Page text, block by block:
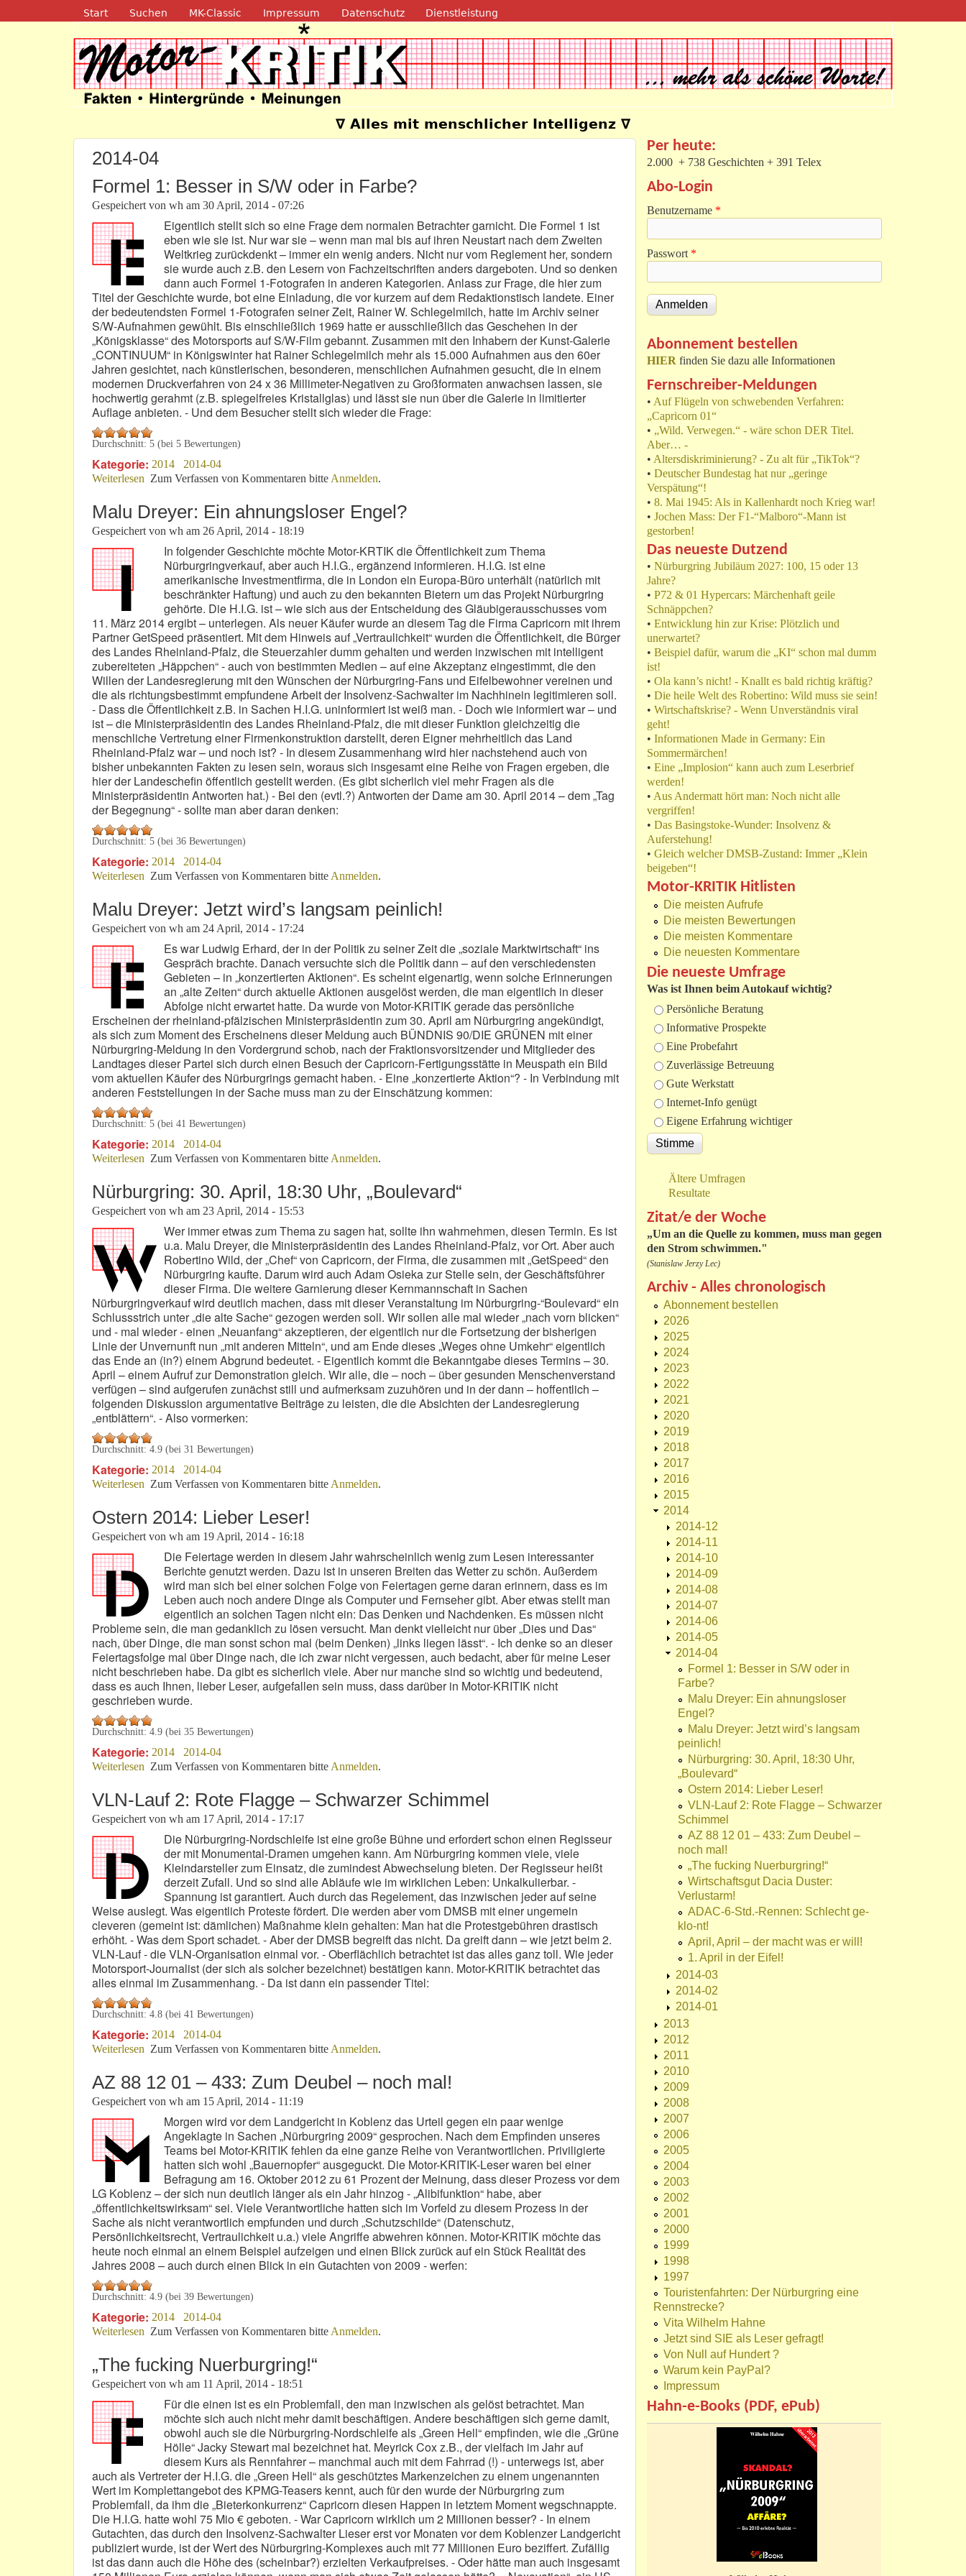
Direkt zum Inhalt
Navigation
Start Suchen MK-Classic Impressum Datenschutz Dienstleistung
Motor-Kritik.de∇ Alles mit menschlicher Intelligenz ∇
2014-04
Formel 1: Besser in S/W oder in Farbe?
Gespeichert von wh am 30 April, 2014 - 07:26
Eigentlich stellt sich so eine Frage dem normalen Betrachter garnicht. Die Formel 1 ist
eben wie sie ist. Nur war sie – wenn man mal bis auf ihren Neustart nach dem Zweiten
Weltkrieg zurückdenkt – immer ein wenig anders. Nicht nur vom Reglement her, sondern
sie wurde auch z.B. den Lesern von Fachzeitschriften anders dargeboten. Und so denken
dann auch Formel 1-Fotografen in anderen Kategorien. Anlass zur Frage, die hier zum
Titel der Geschichte wurde, bot eine Einladung, die vor kurzem auf dem Redaktionstisch landete. Einer
der bedeutendsten Formel 1-Fotografen seiner Zeit, Rainer W. Schlegelmilch, hatte im Archiv seiner
S/W-Aufnahmen gewühlt. Bis einschließlich 1969 hatte er ausschließlich das Geschehen in der
„Königsklasse“ des Motorsports auf S/W-Film gebannt. Zusammen mit den Inhabern der Kunst-Galerie
„CONTINUUM“ in Königswinter hat Rainer Schlegelmilch mehr als 15.000 Aufnahmen aus den 60er
Jahren gesichtet, nach künstlerischen, besonderen, menschlichen Aufnahmen gesucht, die in einem
modernen Druckverfahren von 24 x 36 Millimeter-Negativen zu Großformaten anwachsen lassen, sie
hochwertig gerahmt (z.B. spiegelfreies Kristallglas) und lässt sie nun über die Galerie in limitierter
Auflage anbieten. - Und dem Besucher stellt sich wieder die Frage:
Durchschnitt: 5 (bei 5 Bewertungen)
Kategorie: 2014
2014-04
Weiterlesen über Formel 1: Besser in S/W oder in Farbe?
Zum Verfassen von Kommentaren bitte Anmelden.
Malu Dreyer: Ein ahnungsloser Engel?
Gespeichert von wh am 26 April, 2014 - 18:19
In folgender Geschichte möchte Motor-KRTIK die Öffentlichkeit zum Thema
Nürburgringverkauf, aber auch H.I.G., ergänzend informieren. H.I.G. ist eine
amerikanische Investmentfirma, die in London ein Europa-Büro unterhält (natürlich mit
beschränkter Haftung) und auch zu den bekannten Bietern um das Projekt Nürburgring
gehörte. Die H.I.G. ist – wie sich aus der Entscheidung des Gläubigerausschusses vom
11. März 2014 ergibt – unterlegen. Als neuer Käufer wurde an diesem Tag die Firma Capricorn mit ihrem
Partner GetSpeed präsentiert. Mit dem Hinweis auf „Vertraulichkeit“ wurden die Öffentlichkeit, die Bürger
des Landes Rheinland-Pfalz, die Steuerzahler dumm gehalten und werden inzwischen mit intelligent
zubereiteten „Häppchen“ - auch von bestimmten Medien – auf eine Akzeptanz eingestimmt, die den
Willen der Landesregierung mit den Wünschen der Nürburgring-Fans und Eifelbewohner vereinen und
die als richtungsbestimmt empfundene Arbeit der Insolvenz-Sachwalter im Nachhinein legitimieren soll.
- Dass die Öffentlichkeit z.B. in Sachen H.I.G. uninformiert ist weiß man. - Doch wie informiert war – und
ist – die Ministerpräsidentin des Landes Rheinland-Pfalz, die mit dieser Funktion gleichzeitig die
menschliche Vertretung einer Firmenkonstruktion darstellt, deren Eigner mehrheitlich das Land
Rheinland-Pfalz war – und noch ist? - In diesem Zusammenhang wird hier nachstehend auch von
bisher unbekannten Fakten zu lesen sein, woraus sich insgesamt eine Reihe von Fragen ergeben, die
hier der Landeschefin öffentlich gestellt werden. (Es gibt sicherlich viel mehr Fragen als die
Ministerpräsidentin Antworten hat.) - Bei den (evtl.?) Antworten der Dame am 30. April 2014 – dem „Tag
der Begegnung“ - sollte man aber daran denken:
Durchschnitt: 5 (bei 36 Bewertungen)
Kategorie: 2014
2014-04
Weiterlesen über Malu Dreyer: Ein ahnungsloser Engel?
Zum Verfassen von Kommentaren bitte Anmelden.
Malu Dreyer: Jetzt wird’s langsam peinlich!
Gespeichert von wh am 24 April, 2014 - 17:24
Es war Ludwig Erhard, der in der Politik zu seiner Zeit die „soziale Marktwirtschaft“ ins
Gespräch brachte. Danach versuchte sich die Politik dann – auf den verschiedensten
Gebieten – in „konzertierten Aktionen“. Es scheint eigenartig, wenn solche Erinnerungen
an „alte Zeiten“ durch aktuelle Aktionen ausgelöst werden, die man eigentlich in dieser
Abfolge nicht erwartet hatte. Da wurde von Motor-KRITIK gerade das persönliche
Erscheinen der rheinland-pfälzischen Ministerpräsidentin zum 30. April am Nürburgring angekündigt,
als sich zum Moment des Erscheinens dieser Meldung auch BÜNDNIS 90/DIE GRÜNEN mit einer
Nürburgring-Meldung in den Vordergrund schob, nach der Fraktionsvorsitzender und Mitglieder des
Landtages dieser Partei sich durch einen Besuch der Capricorn-Fertigungsstätte in Meuspath ein Bild
vom aktuellen Käufer des Nürburgrings gemacht haben. - Eine „konzertierte Aktion“? - In Verbindung mit
anderen Feststellungen in der Sache muss man zu der Einschätzung kommen:
Durchschnitt: 5 (bei 41 Bewertungen)
Kategorie: 2014
2014-04
Weiterlesen über Malu Dreyer: Jetzt wird’s langsam peinlich!
Zum Verfassen von Kommentaren bitte Anmelden.
Nürburgring: 30. April, 18:30 Uhr, „Boulevard“
Gespeichert von wh am 23 April, 2014 - 15:53
Wer immer etwas zum Thema zu sagen hat, sollte ihn wahrnehmen, diesen Termin. Es ist
u.a. Malu Dreyer, die Ministerpräsidentin des Landes Rheinland-Pfalz, vor Ort. Aber auch
Robertino Wild, der „Chef“ von Capricorn, der Firma, die zusammen mit „GetSpeed“ den
Nürburgring kaufte. Darum wird auch Adam Osieka zur Stelle sein, der Geschäftsführer
dieser Firma. Die weitere Garnierung dieser Kernmannschaft in Sachen
Nürburgringverkauf wird deutlich machen, dass mit dieser Veranstaltung im Nürburgring-“Boulevard“ ein
Schlussstrich unter „die alte Sache“ gezogen werden soll. Wir sollen alle mal wieder „nach vorn blicken“
und - mal wieder - einen „Neuanfang“ akzeptieren, der eigentlich nur die Fortsetzung der bisherigen
Linie der Unvernunft nun „mit anderen Mitteln“, und am Ende dieses „Weges ohne Umkehr“ eigentlich
das Ende an (in?) einem Abgrund bedeutet. - Eigentlich kommt die Bekanntgabe dieses Termins – 30.
April – einem Aufruf zur Demonstration gleich. Wir alle, die – noch – über gesunden Menschenverstand
verfügen – sind aufgerufen zunächst still und aufmerksam zuzuhören und in der dann – hoffentlich –
folgenden Diskussion argumentative Beiträge zu leisten, die die Absichten der Landesregierung
„entblättern“. - Also vormerken:
Durchschnitt: 4.9 (bei 31 Bewertungen)
Kategorie: 2014
2014-04
Weiterlesen über Nürburgring: 30. April, 18:30 Uhr, „Boulevard“
Zum Verfassen von Kommentaren bitte Anmelden.
Ostern 2014: Lieber Leser!
Gespeichert von wh am 19 April, 2014 - 16:18
Die Feiertage werden in diesem Jahr wahrscheinlich wenig zum Lesen interessanter
Berichte genutzt werden. Dazu ist in unseren Breiten das Wetter zu schön. Außerdem
wird man sich bei einer solchen Folge von Feiertagen gerne daran erinnern, dass es im
Leben auch noch andere Dinge als Computer und Fernseher gibt. Aber etwas stellt man
eigentlich an solchen Tagen nicht ein: Das Denken und Nachdenken. Es müssen nicht
Probleme sein, die man gedanklich zu lösen versucht. Man denkt vielleicht nur über „Dies und Das“
nach, über Dinge, die man sonst schon mal (beim Denken) „links liegen lässt“. - Ich denke so an dieser
Feiertagsfolge mal über Dinge nach, die ich zwar nicht vergessen, auch bedacht, aber für meine Leser
nicht beschrieben habe. Da gibt es sicherlich viele. Aber nur manche sind so wichtig und bedeutend,
dass es auch Ihnen, lieber Leser, aufgefallen sein muss, dass darüber in Motor-KRITIK nicht
geschrieben wurde.
Durchschnitt: 4.9 (bei 35 Bewertungen)
Kategorie: 2014
2014-04
Weiterlesen über Ostern 2014: Lieber Leser!
Zum Verfassen von Kommentaren bitte Anmelden.
VLN-Lauf 2: Rote Flagge – Schwarzer Schimmel
Gespeichert von wh am 17 April, 2014 - 17:17
Die Nürburgring-Nordschleife ist eine große Bühne und erfordert schon einen Regisseur
der mit Monumental-Dramen umgehen kann. Am Nürburgring kommen viele, viele
Kleindarsteller zum Einsatz, die zumindest Abwechselung bieten. Der Regisseur heißt
derzeit Zufall. Und so sind alle Abläufe wie im wirklichen Leben: Unkalkulierbar. -
Spannung ist garantiert. Auch durch das Regelement, das inzwischen jeder auf seine
Weise auslegt. Was eigentlich Proteste fördert. Die werden aber vom DMSB mit einer ungemein
cleveren (gemeint ist: dämlichen) Maßnahme klein gehalten: Man hat die Protestgebühren drastisch
erhöht. - Was dem Sport schadet. - Aber der DMSB begreift das nicht. Da greift dann – wie jetzt beim 2.
VLN-Lauf - die VLN-Organisation einmal vor. - Oberflächlich betrachtet ist das alles ganz toll. Wie jeder
Motorsport-Journalist (der sich als solcher bezeichnet) bestätigen kann. Motor-KRITIK betrachtet das
alles einmal im Zusammenhang. - Da ist dann ein passender Titel:
Durchschnitt: 4.8 (bei 41 Bewertungen)
Kategorie: 2014
2014-04
Weiterlesen über VLN-Lauf 2: Rote Flagge – Schwarzer Schimmel
Zum Verfassen von Kommentaren bitte Anmelden.
AZ 88 12 01 – 433: Zum Deubel – noch mal!
Gespeichert von wh am 15 April, 2014 - 11:19
Morgen wird vor dem Landgericht in Koblenz das Urteil gegen ein paar wenige
Angeklagte in Sachen „Nürburgring 2009“ gesprochen. Nach dem Empfinden unseres
Teams bei Motor-KRITIK fehlen da eine ganze Reihe von Verantwortlichen. Priviligierte
hatten sich wohl „Bauernopfer“ ausgeguckt. Die Motor-KRITIK-Leser waren bei einer
Befragung am 16. Oktober 2012 zu 61 Prozent der Meinung, dass dieser Prozess vor dem
LG Koblenz – der sich nun deutlich länger als ein Jahr hinzog - „Alibifunktion“ habe, aber
„öffentlichkeitswirksam“ sei. Viele Verantwortliche hatten sich im Vorfeld zu diesem Prozess in der
Sache als nicht verantwortlich empfunden und durch „Schutzschilde“ (Datenschutz,
Persönlichkeitsrecht, Vertraulichkeit u.a.) viele Angriffe abwehren können. Motor-KRITIK möchte das
heute noch einmal an einem Beispiel aufzeigen und einen Blick zurück auf ein Stück Realität des
Jahres 2008 – auch durch einen Blick in ein Gutachten von 2009 - werfen:
Durchschnitt: 4.9 (bei 39 Bewertungen)
Kategorie: 2014
2014-04
Weiterlesen über AZ 88 12 01 – 433: Zum Deubel – noch mal!
Zum Verfassen von Kommentaren bitte Anmelden.
„The fucking Nuerburgring!“
Gespeichert von wh am 11 April, 2014 - 18:51
Für die einen ist es ein Problemfall, den man inzwischen als gelöst betrachtet. Man
möchte sich auch nicht mehr damit beschäftigen. Andere beschäftigen sich gerne damit,
obwohl auch sie die Nürburgring-Nordschleife als „Green Hell“ empfinden, wie die „Grüne
Hölle“ Jacky Stewart mal bezeichnet hat. Meyrick Cox z.B., der vielfach im Jahr auf
diesem Kurs als Rennfahrer – manchmal auch mit dem Fahrrad (!) - unterwegs ist, aber
auch als Vertreter der H.I.G. die „Green Hell“ als geschütztes Markenzeichen zu einem ungenannten
Wert im Komplettangebot des KPMG-Teasers kennt, auch für den wurde der Nürburgring zum
Problemfall, da ihm die „Bieterkonkurrenz“ Capricorn diesen Happen in letztem Moment wegschnappte.
Die H.I.G. hatte wohl 75 Mio € geboten. - War Capricorn wirklich um 2 Millionen besser? - In einem
Gutachten, das durch den Insolvenz-Sachwalter Lieser erst vor Monaten vor dem Koblenzer Landgericht
publiziert wurde, ist der Wert des Nürburgring-Komplexes auch mit 77 Millionen Euro beziffert. Zufällig
ist das dann auch die Höhe des (scheinbar?) erzielten Verkaufpreises. - Oder hätte man auch insgesamt
Per heute:
2.000 + 738 Geschichten + 391 Telex
Abo-Login
Benutzername *
Passwort *
Abonnement bestellen
HIER finden Sie dazu alle Informationen
Fernschreiber-Meldungen
• Auf Flügeln von schwebenden Verfahren:
„Capricorn 01“
• „Wild. Verwegen.“ - wäre schon DER Titel.
Aber… -
• Altersdiskriminierung? - Zu alt für „TikTok“?
• Deutscher Bundestag hat nur „geringe
Verspätung“!
• 8. Mai 1945: Als in Kallenhardt noch Krieg war!
• Jochen Mass: Der F1-“Malboro“-Mann ist
gestorben!
Das neueste Dutzend
• Nürburgring Jubiläum 2027: 100, 15 oder 13
Jahre?
• P72 & 01 Hypercars: Märchenhaft geile
Schnäppchen?
• Entwicklung hin zur Krise: Plötzlich und
unerwartet?
• Beispiel dafür, warum die „KI“ schon mal dumm
ist!
• Ola kann’s nicht! - Knallt es bald richtig kräftig?
• Die heile Welt des Robertino: Wild muss sie sein!
• Wirtschaftskrise? - Wenn Unverständnis viral
geht!
• Informationen Made in Germany: Ein
Sommermärchen!
• Eine „Implosion“ kann auch zum Leserbrief
werden!
• Aus Andermatt hört man: Noch nicht alle
vergriffen!
• Das Basingstoke-Wunder: Insolvenz &
Auferstehung!
• Gleich welcher DMSB-Zustand: Immer „Klein
beigeben“!
Motor-KRITIK Hitlisten
Die meisten Aufrufe
Die meisten Bewertungen
Die meisten Kommentare
Die neuesten Kommentare
Die neueste Umfrage
Was ist Ihnen beim Autokauf wichtig?
Auswahlmöglichkeiten
Persönliche Beratung
Informative Prospekte
Eine Probefahrt
Zuverlässige Betreuung
Gute Werkstatt
Internet-Info genügt
Eigene Erfahrung wichtiger
Ältere Umfragen
Resultate
Zitat/e der Woche
„Um an die Quelle zu kommen, muss man gegen
den Strom schwimmen."
(Stanislaw Jerzy Lec)
Archiv - Alles chronologisch
Abonnement bestellen
2026
2025
2024
2023
2022
2021
2020
2019
2018
2017
2016
2015
2014
2014-12
2014-11
2014-10
2014-09
2014-08
2014-07
2014-06
2014-05
2014-04
Formel 1: Besser in S/W oder in
Farbe?
Malu Dreyer: Ein ahnungsloser
Engel?
Malu Dreyer: Jetzt wird’s langsam
peinlich!
Nürburgring: 30. April, 18:30 Uhr,
„Boulevard“
Ostern 2014: Lieber Leser!
VLN-Lauf 2: Rote Flagge – Schwarzer
Schimmel
AZ 88 12 01 – 433: Zum Deubel –
noch mal!
„The fucking Nuerburgring!“
Wirtschaftsgut Dacia Duster:
Verlustarm!
ADAC-6-Std.-Rennen: Schlecht ge-
klo-nt!
April, April – der macht was er will!
1. April in der Eifel!
2014-03
2014-02
2014-01
2013
2012
2011
2010
2009
2008
2007
2006
2005
2004
2003
2002
2001
2000
1999
1998
1997
Touristenfahrten: Der Nürburgring eine
Rennstrecke?
Vita Wilhelm Hahne
Jetzt sind SIE als Leser gefragt!
Von Null auf Hundert ?
Warum kein PayPal?
Impressum
Hahn-e-Books (PDF, ePub)